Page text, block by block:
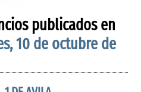
publicados en
10 de octubre de